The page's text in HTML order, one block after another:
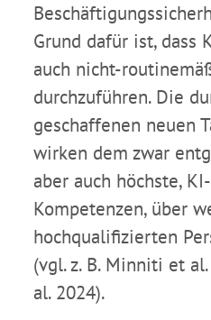
Grund dafür ist, dass
auch nicht-
durchzuführen. Die
geschaffenen neuen
wirken dem zwar
aber auch höchste,
Kompetenzen, über
hochqualifizierten
(vgl. z. B. Minniti et
al. 2024).